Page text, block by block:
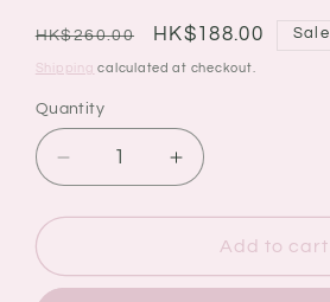
Regular
price
HK$260.00
Sale
price
HK$188.00 Sale
Shipping calculated at checkout.
Quantity
Quantity
Decrease
quantity
for
蘭
Increase
quantity
for
Laneige
蘭
Add to cart